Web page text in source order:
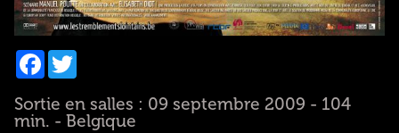
Facebook
Twitter
Sortie en salles : 09 septembre 2009 - 104
min. - Belgique